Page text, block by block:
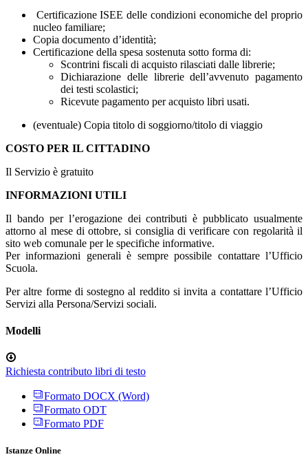
Certificazione ISEE delle condizioni economiche del proprio
nucleo familiare;
Copia documento d’identità;
Certificazione della spesa sostenuta sotto forma di:
Scontrini fiscali di acquisto rilasciati dalle librerie;
Dichiarazione delle librerie dell’avvenuto pagamento
dei testi scolastici;
Ricevute pagamento per acquisto libri usati.
(eventuale) Copia titolo di soggiorno/titolo di viaggio
COSTO PER IL CITTADINO
Il Servizio è gratuito
INFORMAZIONI UTILI
Il bando per l’erogazione dei contributi è pubblicato usualmente
attorno al mese di ottobre, si consiglia di verificare con regolarità il
sito web comunale per le specifiche informative.
Per informazioni generali è sempre possibile contattare l’Ufficio
Scuola.
Per altre forme di sostegno al reddito si invita a contattare l’Ufficio
Servizi alla Persona/Servizi sociali.
Modelli
Richiesta contributo libri di testo
Formato DOCX (Word)
Formato ODT
Formato PDF
Istanze Online